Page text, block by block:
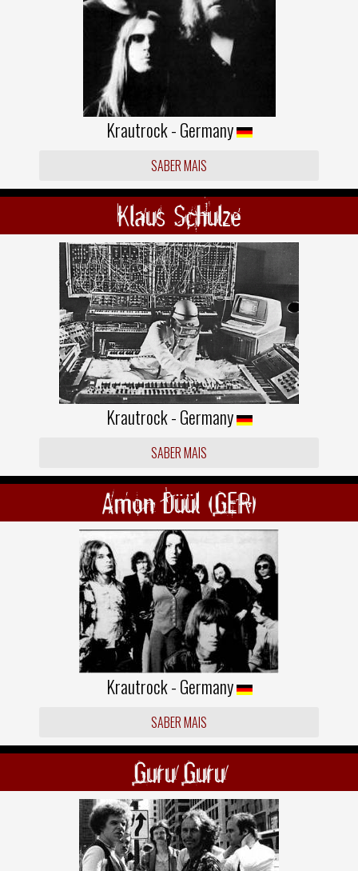
Krautrock - Germany
SABER MAIS
Klaus Schulze
Krautrock - Germany
SABER MAIS
Amon Düül (GER)
Krautrock - Germany
SABER MAIS
Guru Guru